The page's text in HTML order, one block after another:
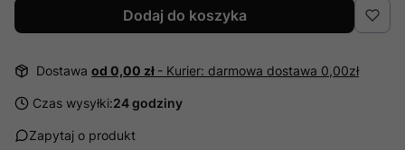
Dodaj do koszyka
Dostawa od 0,00 zł - Kurier: darmowa dostawa 0,00zł
Czas wysyłki:24 godziny
Zapytaj o produkt